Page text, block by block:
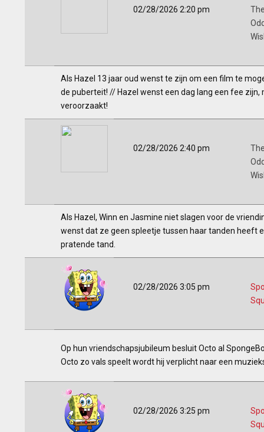
02/28/2026 2:20 pm
Als Hazel 13 jaar oud wenst te zijn om een film te
de puberteit! // Hazel wenst een dag lang een fee
veroorzaakt!
02/28/2026 2:40 pm
Als Hazel, Winn en Jasmine niet slagen voor de
wenst dat ze geen spleetje tussen haar tanden heeft
pratende tand.
02/28/2026 3:05 pm
Op hun vriendschapsjubileum besluit Octo al
Octo zo vals speelt wordt hij verplicht naar een
02/28/2026 3:25 pm